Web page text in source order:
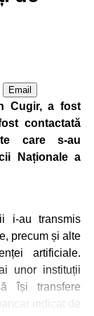
pui nu mai
reîntoarcerea
acustice și
descurajare și
în condiții de
animalele
IJJ Alba.
Email
Cugir, a fost
contactată
care s-au
Naționale a
i-au transmis
precum și alte
artificiale.
unor instituții
își transfere
indicat de